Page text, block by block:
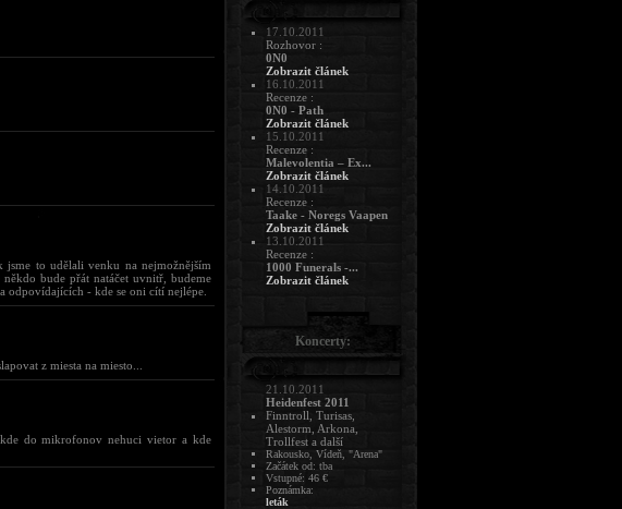
to udělali venku na nejmožnějším
bude přát natáčet uvnitř, budeme
odpovídajících - kde se oni cítí nejlépe.
z miesta na miesto...
do mikrofonov nehuci vietor a kde
17.10.2011
Rozhovor :
0N0
Zobrazit článek
16.10.2011
Recenze :
0N0 - Path
Zobrazit článek
15.10.2011
Recenze :
Malevolentia – Ex...
Zobrazit článek
14.10.2011
Recenze :
Taake - Noregs Vaapen
Zobrazit článek
13.10.2011
Recenze :
1000 Funerals -...
Zobrazit článek
Koncerty:
21.10.2011
Heidenfest 2011
Finntroll, Turisas,
Alestorm, Arkona,
Trollfest a další
Rakousko, Vídeň, "Arena"
Začátek od: tba
Vstupné: 46 €
Poznámka:
leták